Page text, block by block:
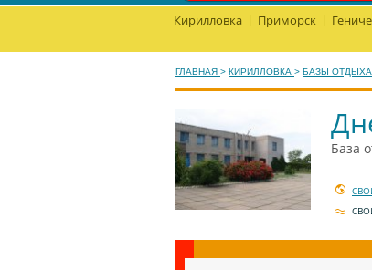
Кирилловка Приморск
ГЛАВНАЯ > КИРИЛЛОВКА > БАЗЫ ОТДЫХА
База